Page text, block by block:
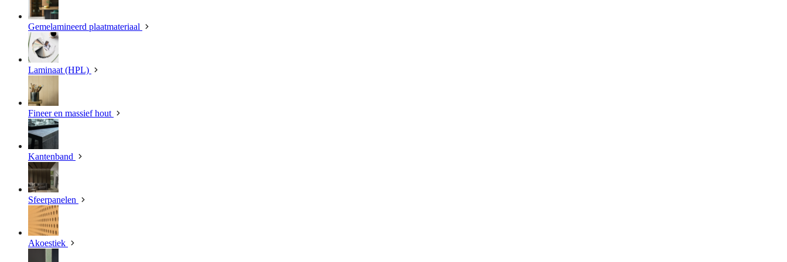
Gemelamineerd plaatmateriaal
Laminaat (HPL)
Fineer en massief hout
Kantenband
Sfeerpanelen
Akoestiek